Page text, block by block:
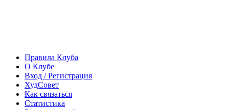
Правила Клуба
О Клубе
Вход / Регистрация
ХудСовет
Как связаться
Статистика